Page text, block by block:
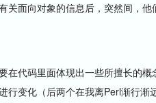
关面向对象的信息后，突然间，
代码里面体现出一些所擅长的概
行变化（后两个在我离Perl渐行渐